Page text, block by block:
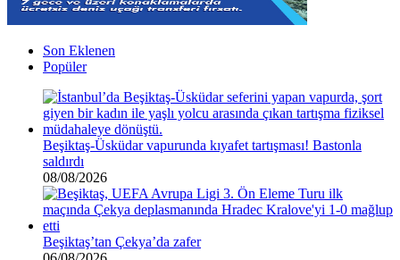
Son Eklenen
Popüler
Beşiktaş-Üsküdar vapurunda kıyafet tartışması! Bastonla
saldırdı
08/08/2026
Beşiktaş’tan Çekya’da zafer